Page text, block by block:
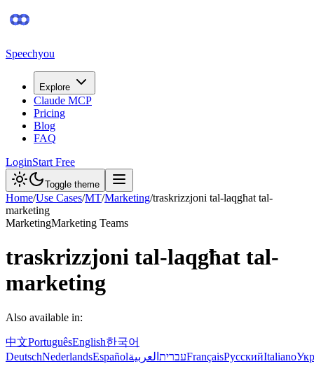
Speechyou
Explore
Claude MCP
Pricing
Blog
FAQ
LoginStart Free
Toggle theme
Home/Use Cases/MT/Marketing/traskrizzjoni tal-laqgħat tal-
marketing
MarketingMarketing Teams
traskrizzjoni tal-laqgħat tal-
marketing
Also available in:
中文PortuguêsEnglish한국어
DeutschNederlandsEspañol עברית العربية FrançaisРусскийItaliano